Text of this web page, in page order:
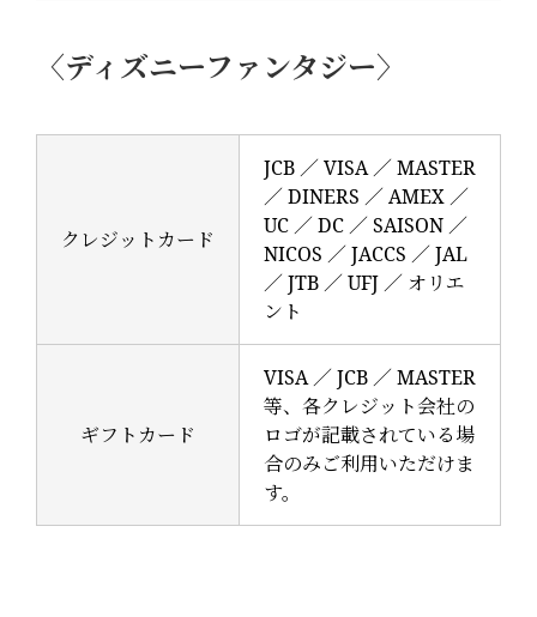
〈ディズニーファンタジー〉
クレジットカード
JCB ／ VISA ／ MASTER
／ DINERS ／ AMEX ／
UC ／ DC ／ SAISON ／
NICOS ／ JACCS ／ JAL
／ JTB ／ UFJ ／ オリエ
ント
ギフトカード
VISA ／ JCB ／ MASTER
等、各クレジット会社の
ロゴが記載されている場
合のみご利用いただけま
す。